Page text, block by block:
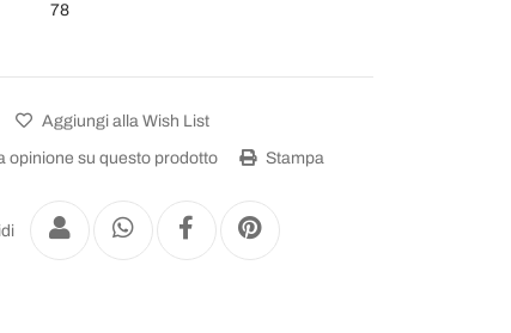
78
Aggiungi alla Wish List
opinione su questo prodotto Stampa